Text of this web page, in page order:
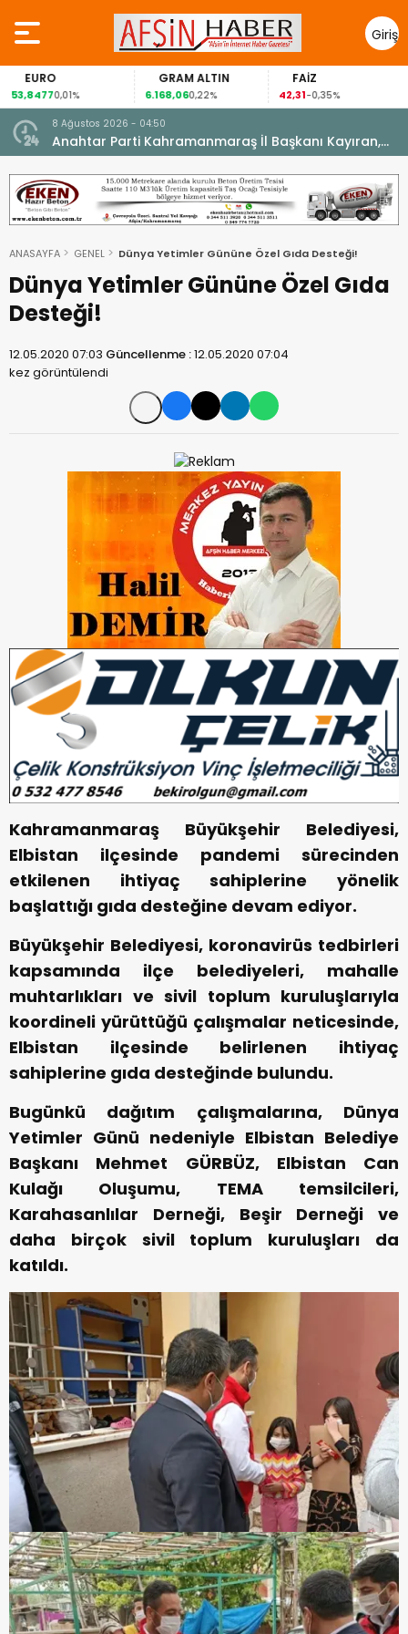
Giriş
Yap
EURO
53,84770,01%
GRAM ALTIN
6.168,060,22%
FAİZ
42,31-0,35%
8 Ağustos 2026 - 04:50
Anahtar Parti Kahramanmaraş İl Başkanı Kayıran,
Afşin Teşkilatı ile buluştu.
ANASAYFA GENEL Dünya Yetimler Gününe Özel Gıda Desteği!
Dünya Yetimler Gününe Özel Gıda
Desteği!
12.05.2020 07:03 Güncellenme :12.05.2020 07:04
kez görüntülendi
Kahramanmaraş Büyükşehir Belediyesi,
Elbistan ilçesinde pandemi sürecinden
etkilenen ihtiyaç sahiplerine yönelik
başlattığı gıda desteğine devam ediyor.
Büyükşehir Belediyesi, koronavirüs tedbirleri
kapsamında ilçe belediyeleri, mahalle
muhtarlıkları ve sivil toplum kuruluşlarıyla
koordineli yürüttüğü çalışmalar neticesinde,
Elbistan ilçesinde belirlenen ihtiyaç
sahiplerine gıda desteğinde bulundu.
Bugünkü dağıtım çalışmalarına, Dünya
Yetimler Günü nedeniyle Elbistan Belediye
Başkanı Mehmet GÜRBÜZ, Elbistan Can
Kulağı Oluşumu, TEMA temsilcileri,
Karahasanlılar Derneği, Beşir Derneği ve
daha birçok sivil toplum kuruluşları da
katıldı.